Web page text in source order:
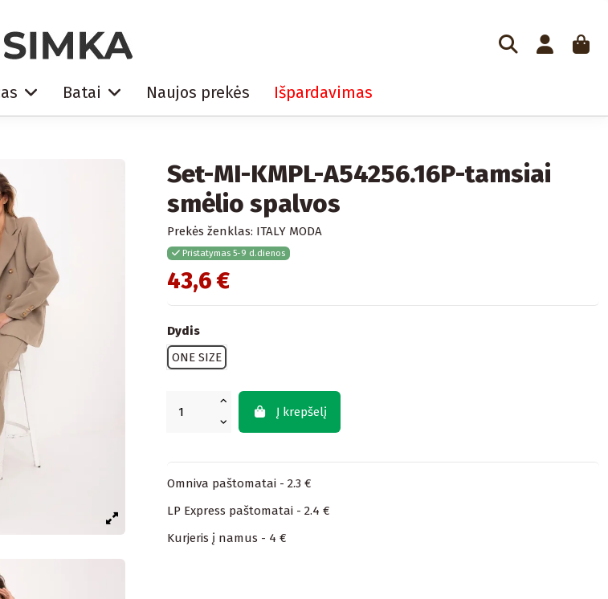
Batai Naujos prekės Išpardavimas
Set-MI-KMPL-A54256.16P-tamsiai
smėlio spalvos
Prekės ženklas: ITALY MODA
Pristatymas 5-9 d.dienos
43,6 €
Dydis
ONE SIZE
Į krepšelį
Omniva paštomatai - 2.3 €
LP Express paštomatai - 2.4 €
Kurjeris į namus - 4 €